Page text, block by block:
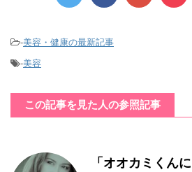
-美容・健康の最新記事
-美容
この記事を見た人の参照記事
「オオカミくん